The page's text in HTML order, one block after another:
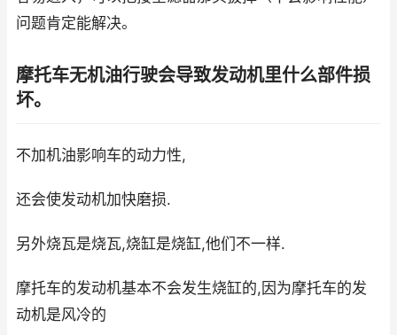
问题肯定能解决。
摩托车无机油行驶会导致发动机里什么部件损
坏。
不加机油影响车的动力性,
还会使发动机加快磨损.
另外烧瓦是烧瓦,烧缸是烧缸,他们不一样.
摩托车的发动机基本不会发生烧缸的,因为摩托车的发
动机是风冷的